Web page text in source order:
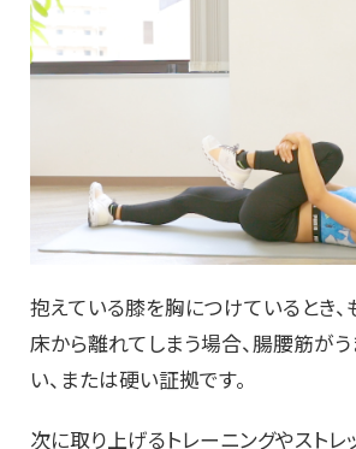
抱えている膝を胸につけているとき
床から離れてしまう場合、腸腰筋が
い、または硬い証拠です。
次に取り上げるトレーニングやストレ